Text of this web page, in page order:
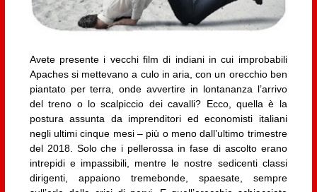
Avete presente i vecchi film di indiani in cui improbabili
Apaches si mettevano a culo in aria, con un orecchio ben
piantato per terra, onde avvertire in lontananza l’arrivo
del treno o lo scalpiccio dei cavalli? Ecco, quella è la
postura assunta da imprenditori ed economisti italiani
negli ultimi cinque mesi – più o meno dall’ultimo trimestre
del 2018. Solo che i pellerossa in fase di ascolto erano
intrepidi e impassibili, mentre le nostre sedicenti classi
dirigenti, appaiono tremebonde, spaesate, sempre